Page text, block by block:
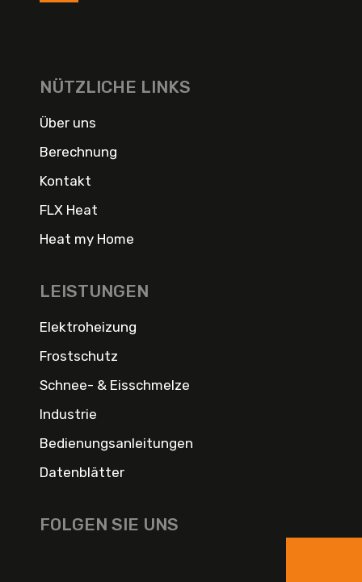
NÜTZLICHE LINKS
Über uns
Berechnung
Kontakt
FLX Heat
Heat my Home
LEISTUNGEN
Elektroheizung
Frostschutz
Schnee- & Eisschmelze
Industrie
Bedienungsanleitungen
Datenblätter
FOLGEN SIE UNS